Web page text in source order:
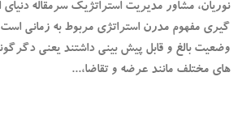
نوریان، مشاور مدیریت استراتژیک سرمقاله
گیری مفهوم مدرن استراتژی مربوط به زمانی است
وضعیت بالغ و قابل پیش بینی داشتند یعنی
های مختلف مانند عرضه و تقاضا،...